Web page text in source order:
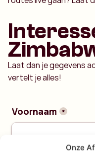
Onze
Laat dan je gegevens
vertelt je alles!